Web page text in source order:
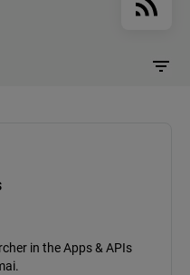
in the Apps & APIs